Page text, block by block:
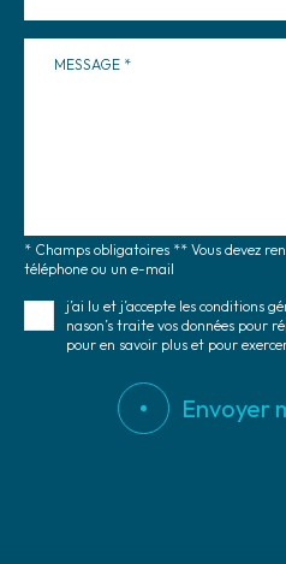
MESSAGE
* Champs obligatoires ** Vous devez
téléphone ou un e-mail
j’ai lu et j’accepte les conditions
nason’s traite vos données pour
pour en savoir plus et pour
Envoyer